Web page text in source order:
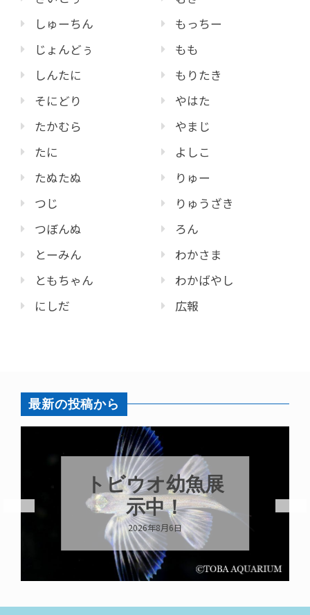
しゅーちん
じょんどぅ
しんたに
そにどり
たかむら
たに
たぬたぬ
つじ
つぼんぬ
とーみん
ともちゃん
にしだ
もっちー
もも
もりたき
やはた
やまじ
よしこ
りゅー
りゅうざき
ろん
わかさま
わかばやし
広報
最新の投稿から
トビウオ幼魚展
示中！
2026年8月6日